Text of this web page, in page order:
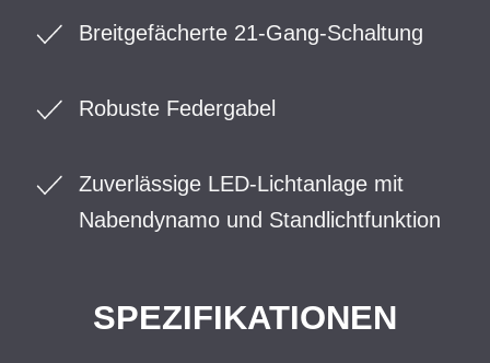
Breitgefächerte 21-Gang-Schaltung
Robuste Federgabel
Zuverlässige LED-Lichtanlage mit
Nabendynamo und Standlichtfunktion
SPEZIFIKATIONEN